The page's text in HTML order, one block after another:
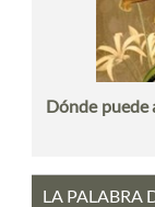
Dónde
LA PALABRA